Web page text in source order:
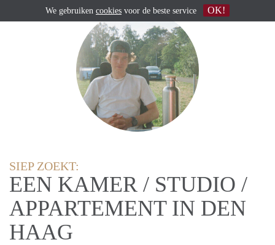
SIEP ZOEKT:
EEN KAMER / STUDIO /
APPARTEMENT IN DEN
HAAG
We gebruiken cookies voor de beste service OK!